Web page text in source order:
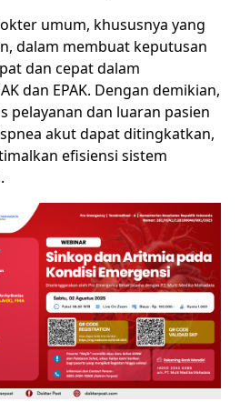
umum, khususnya yang
dalam membuat keputusan
dan cepat dalam
dan EPAK. Dengan demikian,
pelayanan dan luaran pasien
akut dapat ditingkatkan,
efisiensi sistem